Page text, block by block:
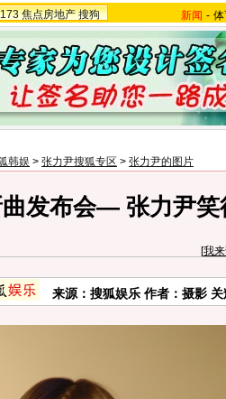
焦点房地产 搜狗 新闻 -
韩娱 > 张力尹搜狐专区 > 张力尹的图片
发布会— 张力尹笑
[我
来源：搜狐娱乐 作者：摄影 关